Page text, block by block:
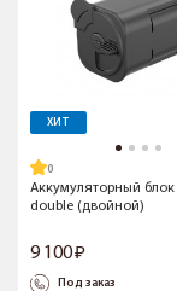
ХИТ
Аккумуляторный блок
double (двойной)
9 100
Под заказ